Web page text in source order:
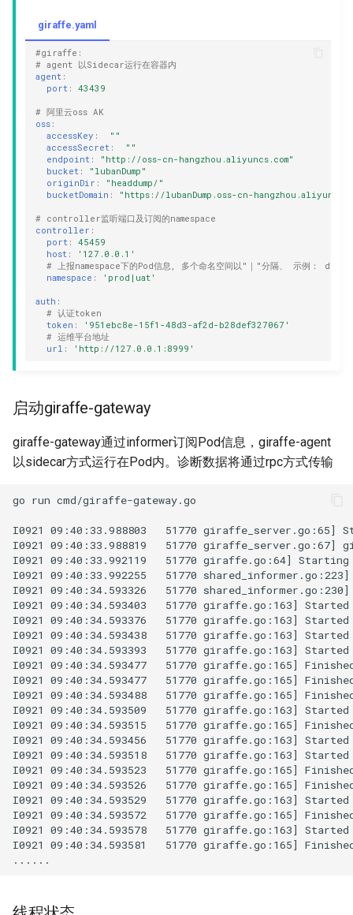
giraffe.yaml
#giraffe:
# agent 以Sidecar运行在容器内
agent:
port: 43439
# 阿里云oss AK
oss:
accessKey :
""
accessSecret:
""
endpoint:
"http://oss-cn-hangzhou.aliyuncs.com"
bucket:
"lubanDump"
originDir :
"headdump/"
bucketDomain : "https://lubanDump.oss-cn-
# controller监听端口及订阅的namespace
controller :
port:
45459
host:
'127.0.0.1'
# 上报namespace下的Pod信息, 多个命名空间以"｜"分隔、 示例：
namespace : 'prod|uat'
auth :
# 认证token
token :
'951ebc8e-15f1-48d3-af2d-b28def327067'
# 运维平台地址
url : 'http://127.0.0.1:8999'
启动giraffe-gateway
giraffe-gateway通过informer订阅Pod信息，giraffe-agent
以sidecar方式运行在Pod内。诊断数据将通过rpc方式传输
go run cmd/giraffe-gateway.go
I0921 09:40:33.988803   51770
I0921 09:40:33.988819   51770
I0921 09:40:33.992119   51770 giraffe.go:64]
I0921 09:40:33.992255   51770
I0921 09:40:34.593326   51770
I0921 09:40:34.593403   51770 giraffe.go:163] Started
I0921 09:40:34.593376   51770 giraffe.go:163] Started
I0921 09:40:34.593438   51770 giraffe.go:163] Started
I0921 09:40:34.593393   51770 giraffe.go:163] Started
I0921 09:40:34.593477   51770 giraffe.go:165]
I0921 09:40:34.593477   51770 giraffe.go:165]
I0921 09:40:34.593488   51770 giraffe.go:165]
I0921 09:40:34.593509   51770 giraffe.go:163] Started
I0921 09:40:34.593515   51770 giraffe.go:165]
I0921 09:40:34.593456   51770 giraffe.go:163] Started
I0921 09:40:34.593518   51770 giraffe.go:163] Started
I0921 09:40:34.593523   51770 giraffe.go:165]
I0921 09:40:34.593526   51770 giraffe.go:165]
I0921 09:40:34.593529   51770 giraffe.go:163] Started
I0921 09:40:34.593572   51770 giraffe.go:165]
I0921 09:40:34.593578   51770 giraffe.go:163] Started
I0921 09:40:34.593581   51770 giraffe.go:165]